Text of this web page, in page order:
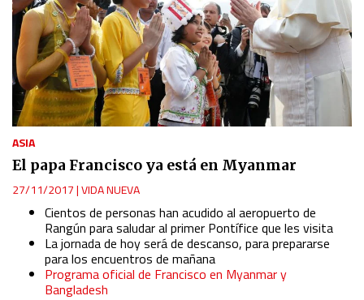
ASIA
El papa Francisco ya está en Myanmar
27/11/2017|VIDA NUEVA
Cientos de personas han acudido al aeropuerto de
Rangún para saludar al primer Pontífice que les visita
La jornada de hoy será de descanso, para prepararse
para los encuentros de mañana
Programa oficial de Francisco en Myanmar y
Bangladesh